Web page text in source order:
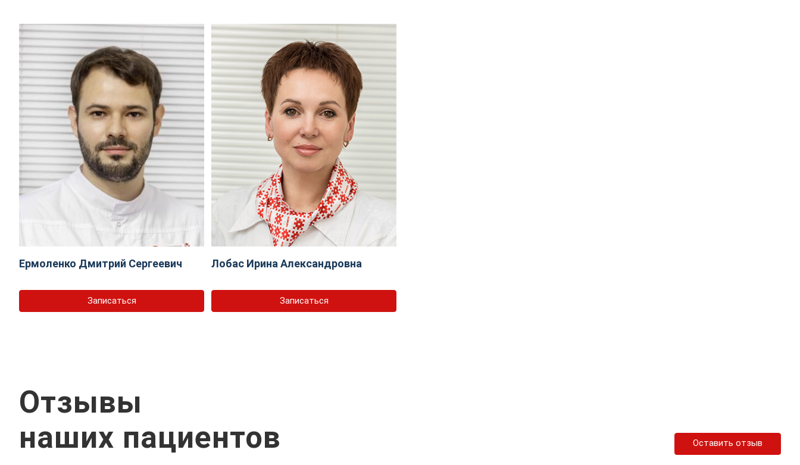
Ермоленко Дмитрий Сергеевич
Записаться
Лобас Ирина Александровна
Записаться
Отзывы
наших пациентов
Оставить отзыв